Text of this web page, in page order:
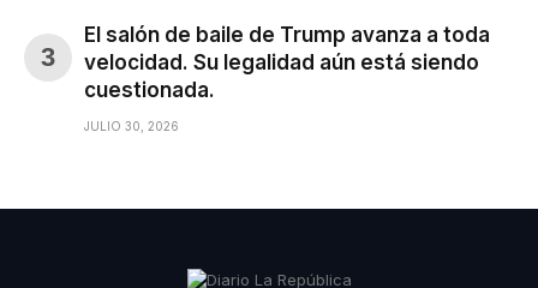
El salón de baile de Trump avanza a toda
velocidad. Su legalidad aún está siendo
cuestionada.
JULIO 30, 2026